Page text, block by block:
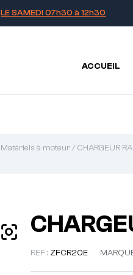
LE SAMEDI 07h30 à 12h30
ACCUEIL
Matériels à moteur/ CHARGEUR
REF : ZFCR20E